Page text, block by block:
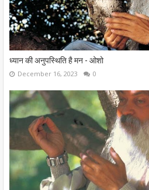
ध्यान की अनुपस्थिति है मन - ओशो
December 16, 2023 0